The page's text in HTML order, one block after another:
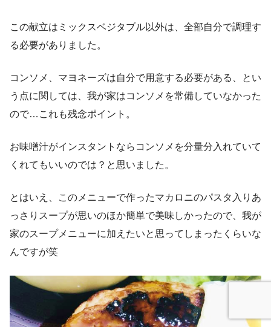
この献立はミックスベジタブル以外は、全部自分で調理す
る必要がありました。
コンソメ、マヨネーズは自分で用意する必要がある、とい
う点に関しては、我が家はコンソメを常備していなかった
ので…これも残念ポイント。
お味噌汁がインスタントならコンソメを分量分入れていて
くれてもいいのでは？と思いました。
とはいえ、このメニューで作ったマカロニのパスタ入りあ
っさりスープが思いのほか簡単で美味しかったので、我が
家のスープメニューに加えたいと思ってしまったくらいな
んですが笑